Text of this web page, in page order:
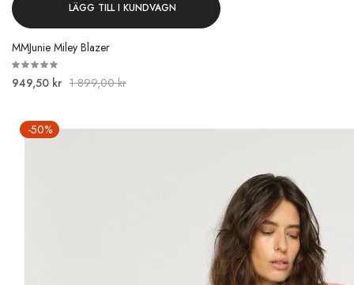
LÄGG TILL I KUNDVAGN
MMJunie Miley Blazer
949,50 kr 1 899,00 kr
-50%